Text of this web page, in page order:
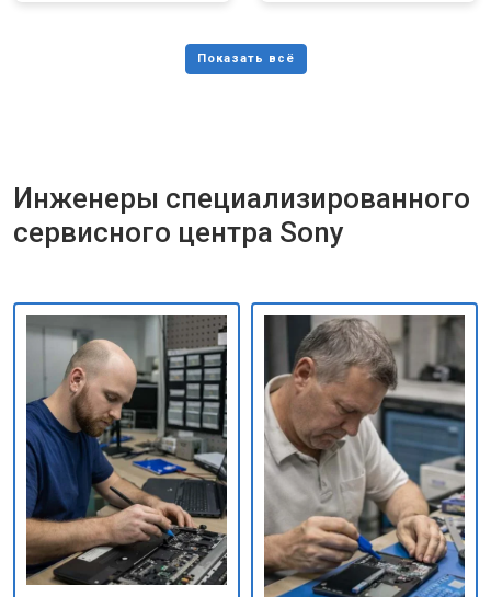
Инженеры специализированного
сервисного центра Sony